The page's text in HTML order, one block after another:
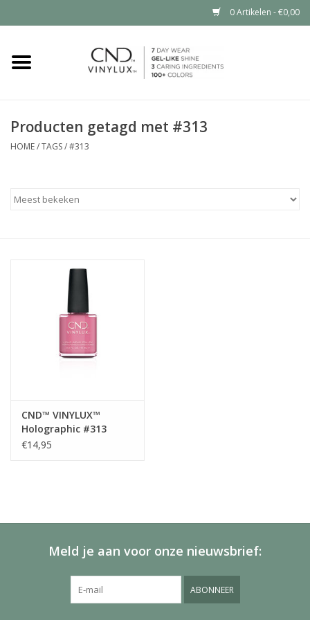
0 Artikelen - €0,00
Home
Nailart voor jou
Producten getagd met #313
HOME/TAGS/#313
CND™ VINYLUX™
Holographic #313
€14,95
Meld je aan voor onze nieuwsbrief:
ABONNEER